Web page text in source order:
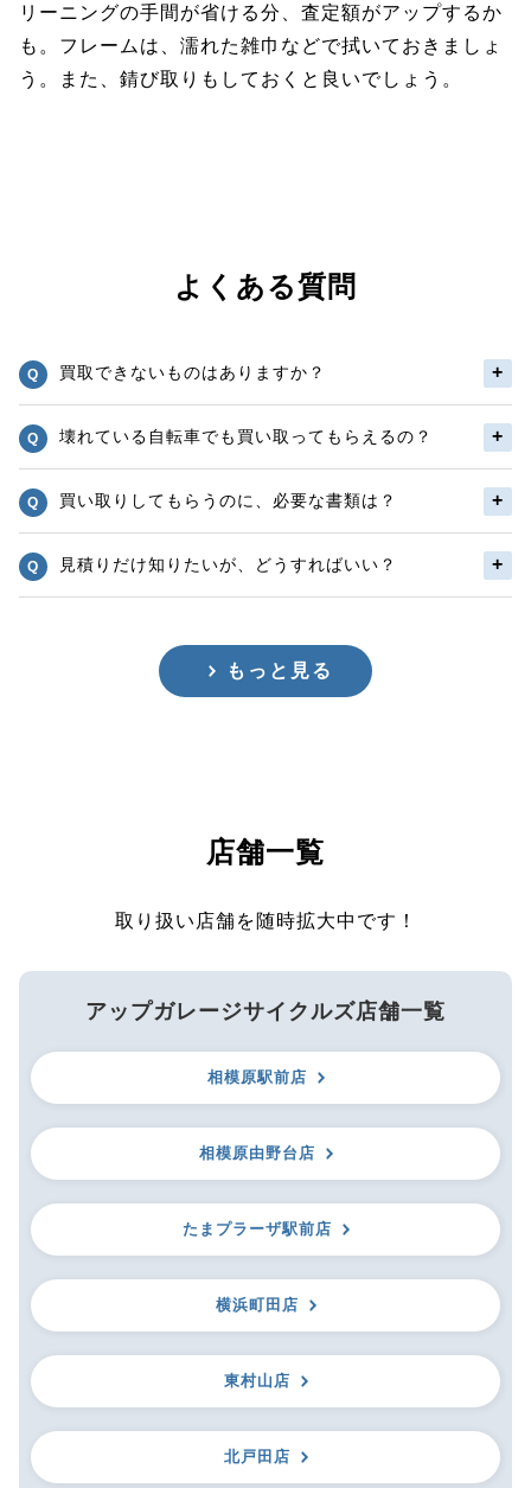
リーニングの手間が省ける分、査定額がアップするか
も。フレームは、濡れた雑巾などで拭いておきましょ
う。また、錆び取りもしておくと良いでしょう。
よくある質問
買取できないものはありますか？
壊れている自転車でも買い取ってもらえるの？
買い取りしてもらうのに、必要な書類は？
見積りだけ知りたいが、どうすればいい？
もっと見る
店舗一覧
取り扱い店舗を随時拡大中です！
アップガレージサイクルズ店舗一覧
相模原駅前店
相模原由野台店
たまプラーザ駅前店
横浜町田店
東村山店
北戸田店